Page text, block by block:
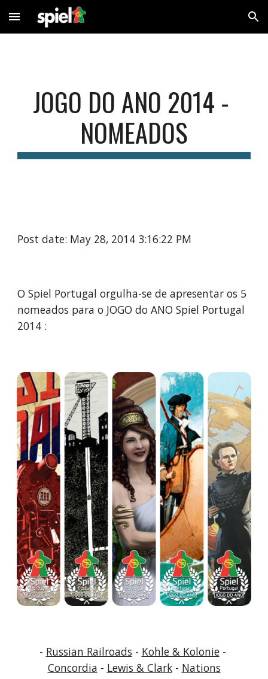
Skip to main content Skip to navigation
JOGO DO ANO 2014 -
NOMEADOS
Post date: May 28, 2014 3:16:22 PM
O Spiel Portugal orgulha-se de apresentar os 5
nomeados para o JOGO do ANO Spiel Portugal
2014 :
- Russian Railroads - Kohle & Kolonie
Concordia - Lewis & Clark - Nations